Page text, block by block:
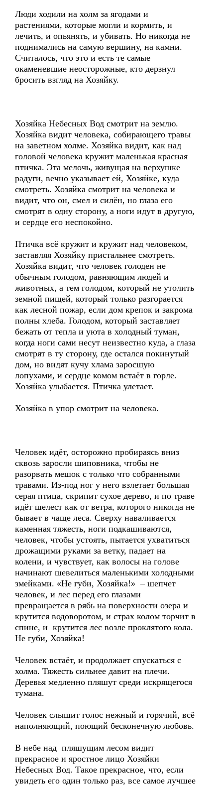
Люди ходили на холм за ягодами и
растениями, которые могли и кормить, и
лечить, и опьянять, и убивать. Но никогда не
поднимались на самую вершину, на камни.
Считалось, что это и есть те самые
окаменевшие неосторожные, кто дерзнул
бросить взгляд на Хозяйку.
Хозяйка Небесных Вод смотрит на землю.
Хозяйка видит человека, собирающего травы
на заветном холме. Хозяйка видит, как над
головой человека кружит маленькая красная
птичка. Эта мелочь, живущая на верхушке
радуги, вечно указывает ей, Хозяйке, куда
смотреть. Хозяйка смотрит на человека и
видит, что он, смел и силён, но глаза его
смотрят в одну сторону, а ноги идут в другую,
и сердце его неспокойно.
Птичка всё кружит и кружит над человеком,
заставляя Хозяйку пристальнее смотреть.
Хозяйка видит, что человек голоден не
обычным голодом, равняющим людей и
животных, а тем голодом, который не утолить
земной пищей, который только разгорается
как лесной пожар, если дом крепок и закрома
полны хлеба. Голодом, который заставляет
бежать от тепла и уюта в холодный туман,
когда ноги сами несут неизвестно куда, а глаза
смотрят в ту сторону, где остался покинутый
дом, но видят кучу хлама заросшую
лопухами, и сердце комом встаёт в горле.
Хозяйка улыбается. Птичка улетает.
Хозяйка в упор смотрит на человека.
Человек идёт, осторожно пробираясь вниз
сквозь заросли шиповника, чтобы не
разорвать мешок с только что собранными
травами. Из-под ног у него взлетает большая
серая птица, скрипит сухое дерево, и по траве
идёт шелест как от ветра, которого никогда не
бывает в чаще леса. Сверху наваливается
каменная тяжесть, ноги подкашиваются,
человек, чтобы устоять, пытается ухватиться
дрожащими руками за ветку, падает на
колени, и чувствует, как волосы на голове
начинают шевелиться маленькими холодными
змейками. «Не губи, Хозяйка!» – шепчет
человек, и лес перед его глазами
превращается в рябь на поверхности озера и
крутится водоворотом, и страх колом торчит в
спине, и крутится лес возле проклятого кола.
Не губи, Хозяйка!
Человек встаёт, и продолжает спускаться с
холма. Тяжесть сильнее давит на плечи.
Деревья медленно пляшут среди искрящегося
тумана.
Человек слышит голос нежный и горячий, всё
наполняющий, поющий бесконечную любовь.
В небе над пляшущим лесом видит
прекрасное и яростное лицо Хозяйки
Небесных Вод. Такое прекрасное, что, если
увидеть его один только раз, все самое лучшее